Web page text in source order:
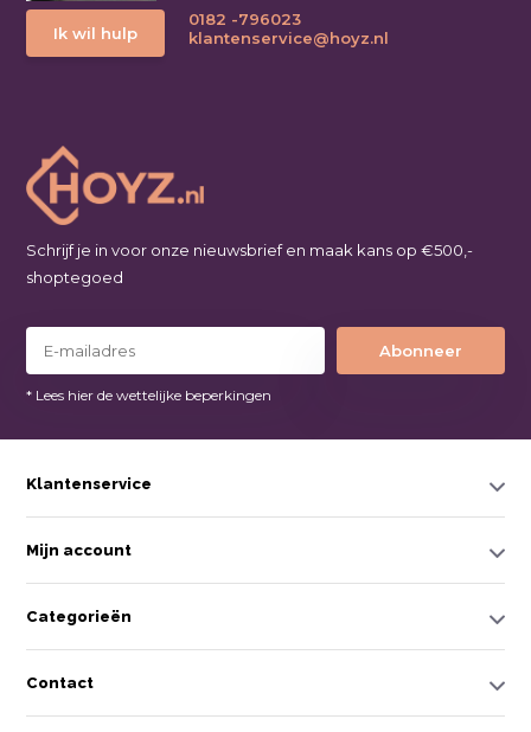
Ik wil hulp
0182 -796023
klantenservice@hoyz.nl
Schrijf je in voor onze nieuwsbrief en maak kans op €500,-
shoptegoed
Abonneer
* Lees hier de wettelijke beperkingen
Klantenservice
Mijn account
Categorieën
Contact